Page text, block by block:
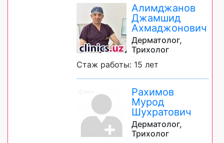
Алимджанов
Джамшид
Ахмаджонович
Дерматолог,
Трихолог
Стаж работы: 15 лет
Рахимов
Мурод
Шухратович
Дерматолог,
Трихолог